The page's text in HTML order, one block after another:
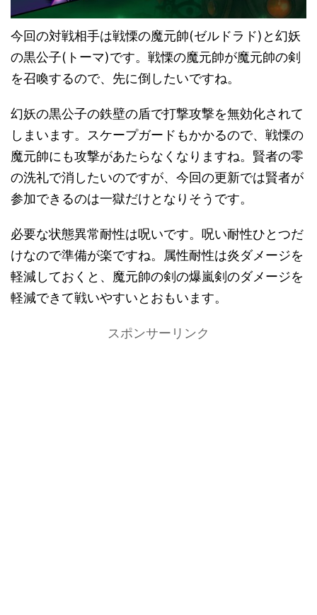
今回の対戦相手は戦慄の魔元帥(ゼルドラド)と幻妖
の黒公子(トーマ)です。戦慄の魔元帥が魔元帥の剣
を召喚するので、先に倒したいですね。
幻妖の黒公子の鉄壁の盾で打撃攻撃を無効化されて
しまいます。スケープガードもかかるので、戦慄の
魔元帥にも攻撃があたらなくなりますね。賢者の零
の洗礼で消したいのですが、今回の更新では賢者が
参加できるのは一獄だけとなりそうです。
必要な状態異常耐性は呪いです。呪い耐性ひとつだ
けなので準備が楽ですね。属性耐性は炎ダメージを
軽減しておくと、魔元帥の剣の爆嵐剣のダメージを
軽減できて戦いやすいとおもいます。
スポンサーリンク